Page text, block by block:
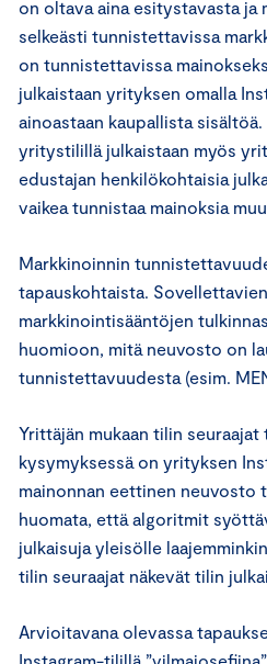
on oltava aina esitystavasta ja
selkeästi tunnistettavissa
on tunnistettavissa
julkaistaan yrityksen omalla
ainoastaan kaupallista
yritystilillä julkaistaan myös
edustajan henkilökohtaisia
vaikea tunnistaa mainoksia
Markkinoinnin
tapauskohtaista.
markkinointisääntöjen
huomioon, mitä neuvosto on
tunnistettavuudesta (esim.
Yrittäjän mukaan tilin
kysymyksessä on yrityksen
mainonnan eettinen neuvosto
huomata, että algoritmit
julkaisuja yleisölle
tilin seuraajat näkevät tilin
Arvioitavana olevassa